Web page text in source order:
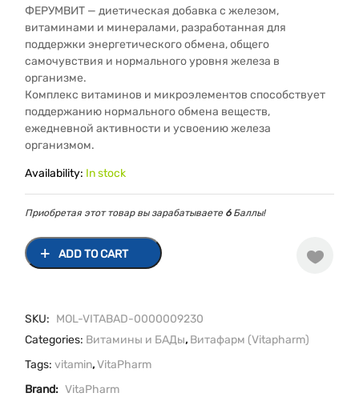
ФЕРУМВИТ — диетическая добавка с железом,
витаминами и минералами, разработанная для
поддержки энергетического обмена, общего
самочувствия и нормального уровня железа в
организме.
Комплекс витаминов и микроэлементов способствует
поддержанию нормального обмена веществ,
ежедневной активности и усвоению железа
организмом.
Availability: In stock
Приобретая этот товар вы зарабатываете 6Баллы!
ADD TO CART
SKU: MOL-VITABAD-0000009230
Categories: Витамины и БАДы, Витафарм (Vitapharm)
Tags: vitamin,VitaPharm
Brand: VitaPharm